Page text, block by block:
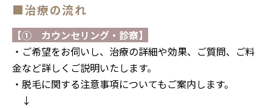
■治療の流れ
【① カウンセリング・診察】
・ご希望をお伺いし、治療の詳細や効果、ご質問、ご料
金など詳しくご説明いたします。
・脱毛に関する注意事項についてもご案内します。
↓